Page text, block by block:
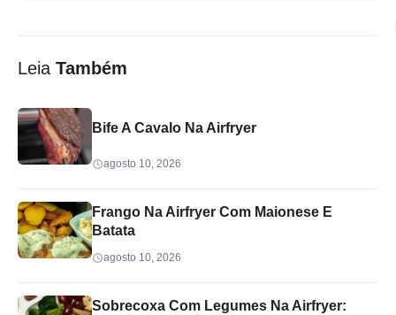
Leia Também
Bife A Cavalo Na Airfryer
agosto 10, 2026
Frango Na Airfryer Com Maionese E
Batata
agosto 10, 2026
Sobrecoxa Com Legumes Na Airfryer: